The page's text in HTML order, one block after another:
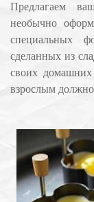
Предлагаем
необычно
специальных
сделанных из
своих
взрослым